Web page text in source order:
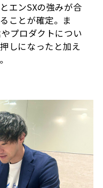
エンSXの強みが合
ことが確定。ま
プロダクトについ
しになったと加え